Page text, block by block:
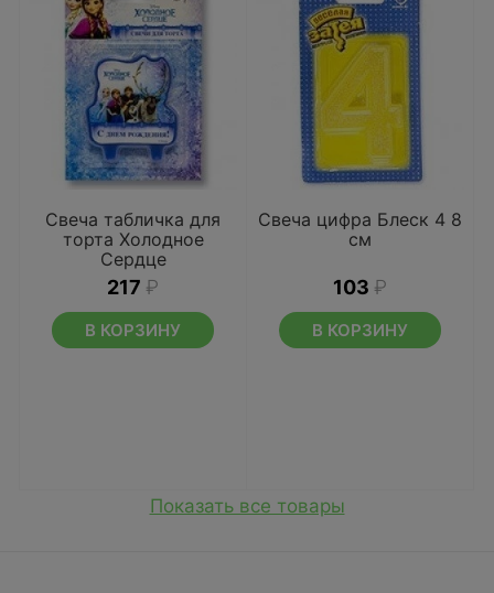
Свеча табличка для
торта Холодное
Сердце
217 ₽
В КОРЗИНУ
Свеча цифра Блеск 4 8
см
103 ₽
В КОРЗИНУ
Показать все товары